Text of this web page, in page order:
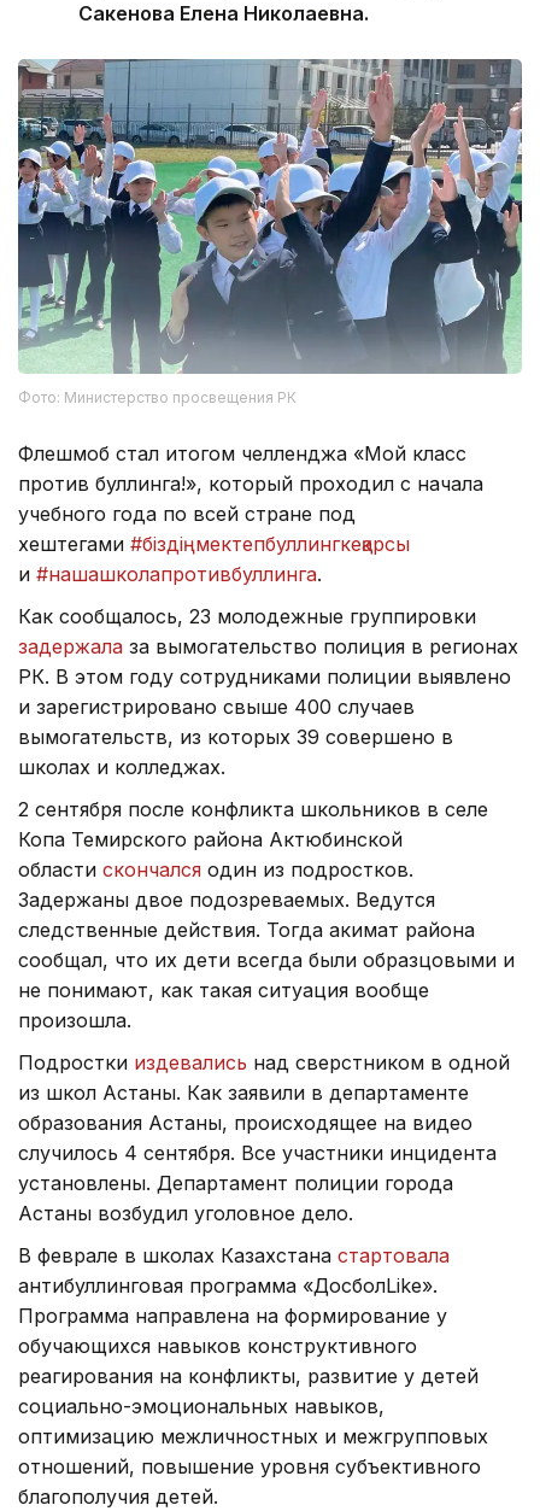
Сакенова Елена Николаевна.
Фото: Министерство просвещения РК
Флешмоб стал итогом челленджа «Мой класс
против буллинга!», который проходил с начала
учебного года по всей стране под
хештегами #біздіңмектепбуллингкеқарсы
и #нашашколапротивбуллинга.
Как сообщалось, 23 молодежные группировки
задержала за вымогательство полиция в регионах
РК. В этом году сотрудниками полиции выявлено
и зарегистрировано свыше 400 случаев
вымогательств, из которых 39 совершено в
школах и колледжах.
2 сентября после конфликта школьников в селе
Копа Темирского района Актюбинской
области скончался один из подростков.
Задержаны двое подозреваемых. Ведутся
следственные действия. Тогда акимат района
сообщал, что их дети всегда были образцовыми и
не понимают, как такая ситуация вообще
произошла.
Подростки издевались над сверстником в одной
из школ Астаны. Как заявили в департаменте
образования Астаны, происходящее на видео
случилось 4 сентября. Все участники инцидента
установлены. Департамент полиции города
Астаны возбудил уголовное дело.
В феврале в школах Казахстана стартовала
антибуллинговая программа «ДосболLike».
Программа направлена на формирование у
обучающихся навыков конструктивного
реагирования на конфликты, развитие у детей
социально-эмоциональных навыков,
оптимизацию межличностных и межгрупповых
отношений, повышение уровня субъективного
благополучия детей.